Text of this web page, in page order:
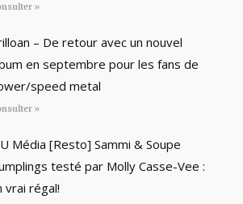
»
– De retour avec un nouvel
en septembre pour les fans de
speed metal
»
Média [Resto] Sammi & Soupe
testé par Molly Casse-Vee :
vrai régal!